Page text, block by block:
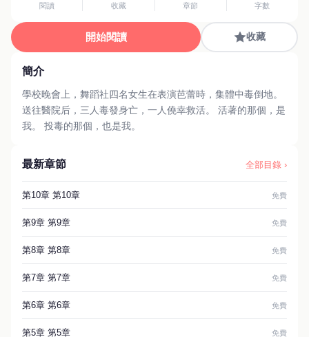
閱讀 收藏 章節 字數
開始閱讀 收藏
簡介
學校晚會上，舞蹈社四名女生在表演芭蕾時，集體中毒倒地。
送往醫院后，三人毒發身亡，一人僥幸救活。 活著的那個，是
我。 投毒的那個，也是我。
最新章節 全部目錄 ›
第10章 第10章 免費
第9章 第9章 免費
第8章 第8章 免費
第7章 第7章 免費
第6章 第6章 免費
第5章 第5章 免費